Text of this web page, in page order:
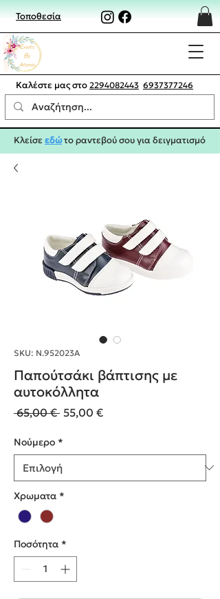
Τοποθεσία
Καλέστε μας στο 2294082443 6937377246
Κλείσεεδώτο ραντεβού σου για δειγματισμό
SKU: Ν.952023Α
Παπούτσάκι βάπτισης με
αυτοκόλλητα
65,00 € Κανονική
55,00 €Τιμή
Nούμερο *
Χρωματα *
Ποσότητα *